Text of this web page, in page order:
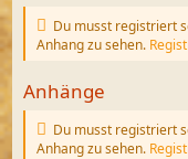
Du musst registriert
Anhang zu sehen.
Anhänge
Du musst registriert
Anhang zu sehen.